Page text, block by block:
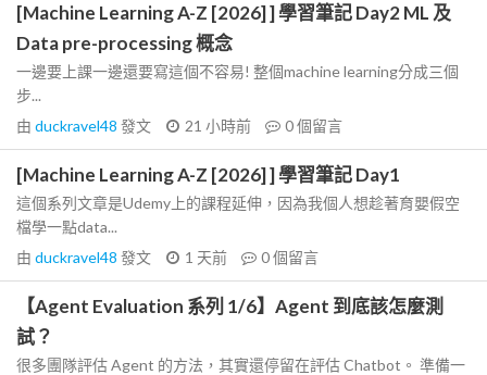
[Machine Learning A-Z [2026] ] 學習筆記 Day2 ML 及
Data pre-processing 概念
一邊要上課一邊還要寫這個不容易! 整個machine learning分成三個
步...
由 duckravel48 發文 21 小時前 0個留言
[Machine Learning A-Z [2026] ] 學習筆記 Day1
這個系列文章是Udemy上的課程延伸，因為我個人想趁著育嬰假空
檔學一點data...
由 duckravel48 發文 1 天前 0個留言
【Agent Evaluation 系列 1/6】Agent 到底該怎麼測
試？
很多團隊評估 Agent 的方法，其實還停留在評估 Chatbot。 準備一